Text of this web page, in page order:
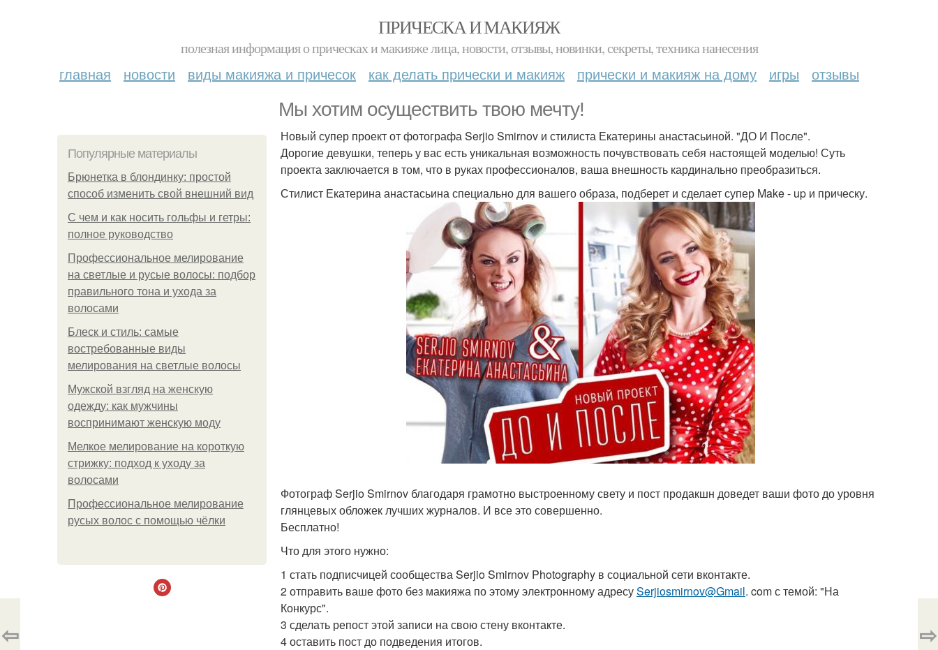
ПРИЧЕСКА И МАКИЯЖ
полезная информация о прическах и макияже лица, новости, отзывы, новинки, секреты, техника нанесения
главная новости виды макияжа и причесок как делать прически и макияж прически и макияж на дому игры отзывы
Мы хотим осуществить твою мечту!
Популярные материалы
Брюнетка в блондинку: простой
способ изменить свой внешний вид
С чем и как носить гольфы и гетры:
полное руководство
Профессиональное мелирование
на светлые и русые волосы: подбор
правильного тона и ухода за
волосами
Блеск и стиль: самые
востребованные виды
мелирования на светлые волосы
Мужской взгляд на женскую
одежду: как мужчины
воспринимают женскую моду
Мелкое мелирование на короткую
стрижку: подход к уходу за
волосами
Профессиональное мелирование
русых волос с помощью чёлки
Новый супер проект от фотографа Serjio Smirnov и стилиста Екатерины анастасьиной. "ДО И После".
Дорогие девушки, теперь у вас есть уникальная возможность почувствовать себя настоящей моделью! Суть
проекта заключается в том, что в руках профессионалов, ваша внешность кардинально преобразиться.
Стилист Екатерина анастасьина специально для вашего образа, подберет и сделает супер Make - up и прическу.
Фотограф Serjio Smirnov благодаря грамотно выстроенному свету и пост продакшн доведет ваши фото до уровня
глянцевых обложек лучших журналов. И все это совершенно.
Бесплатно!
Что для этого нужно:
1 стать подписчицей сообщества Serjio Smirnov Photography в социальной сети вконтакте.
2 отправить ваше фото без макияжа по этому электронному адресуSerjiosmirnov@Gmail. com с темой: "На
Конкурс".
3 сделать репост этой записи на свою стену вконтакте.
4 оставить пост до подведения итогов.
⇦ ⇨